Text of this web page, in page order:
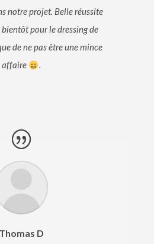
notre projet. Belle réussite
bientôt pour le dressing de
de ne pas être une mince
affaire
.
Thomas D